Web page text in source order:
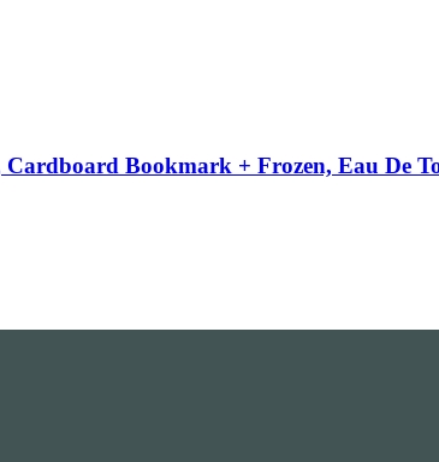
Bookmark + Frozen, Eau De